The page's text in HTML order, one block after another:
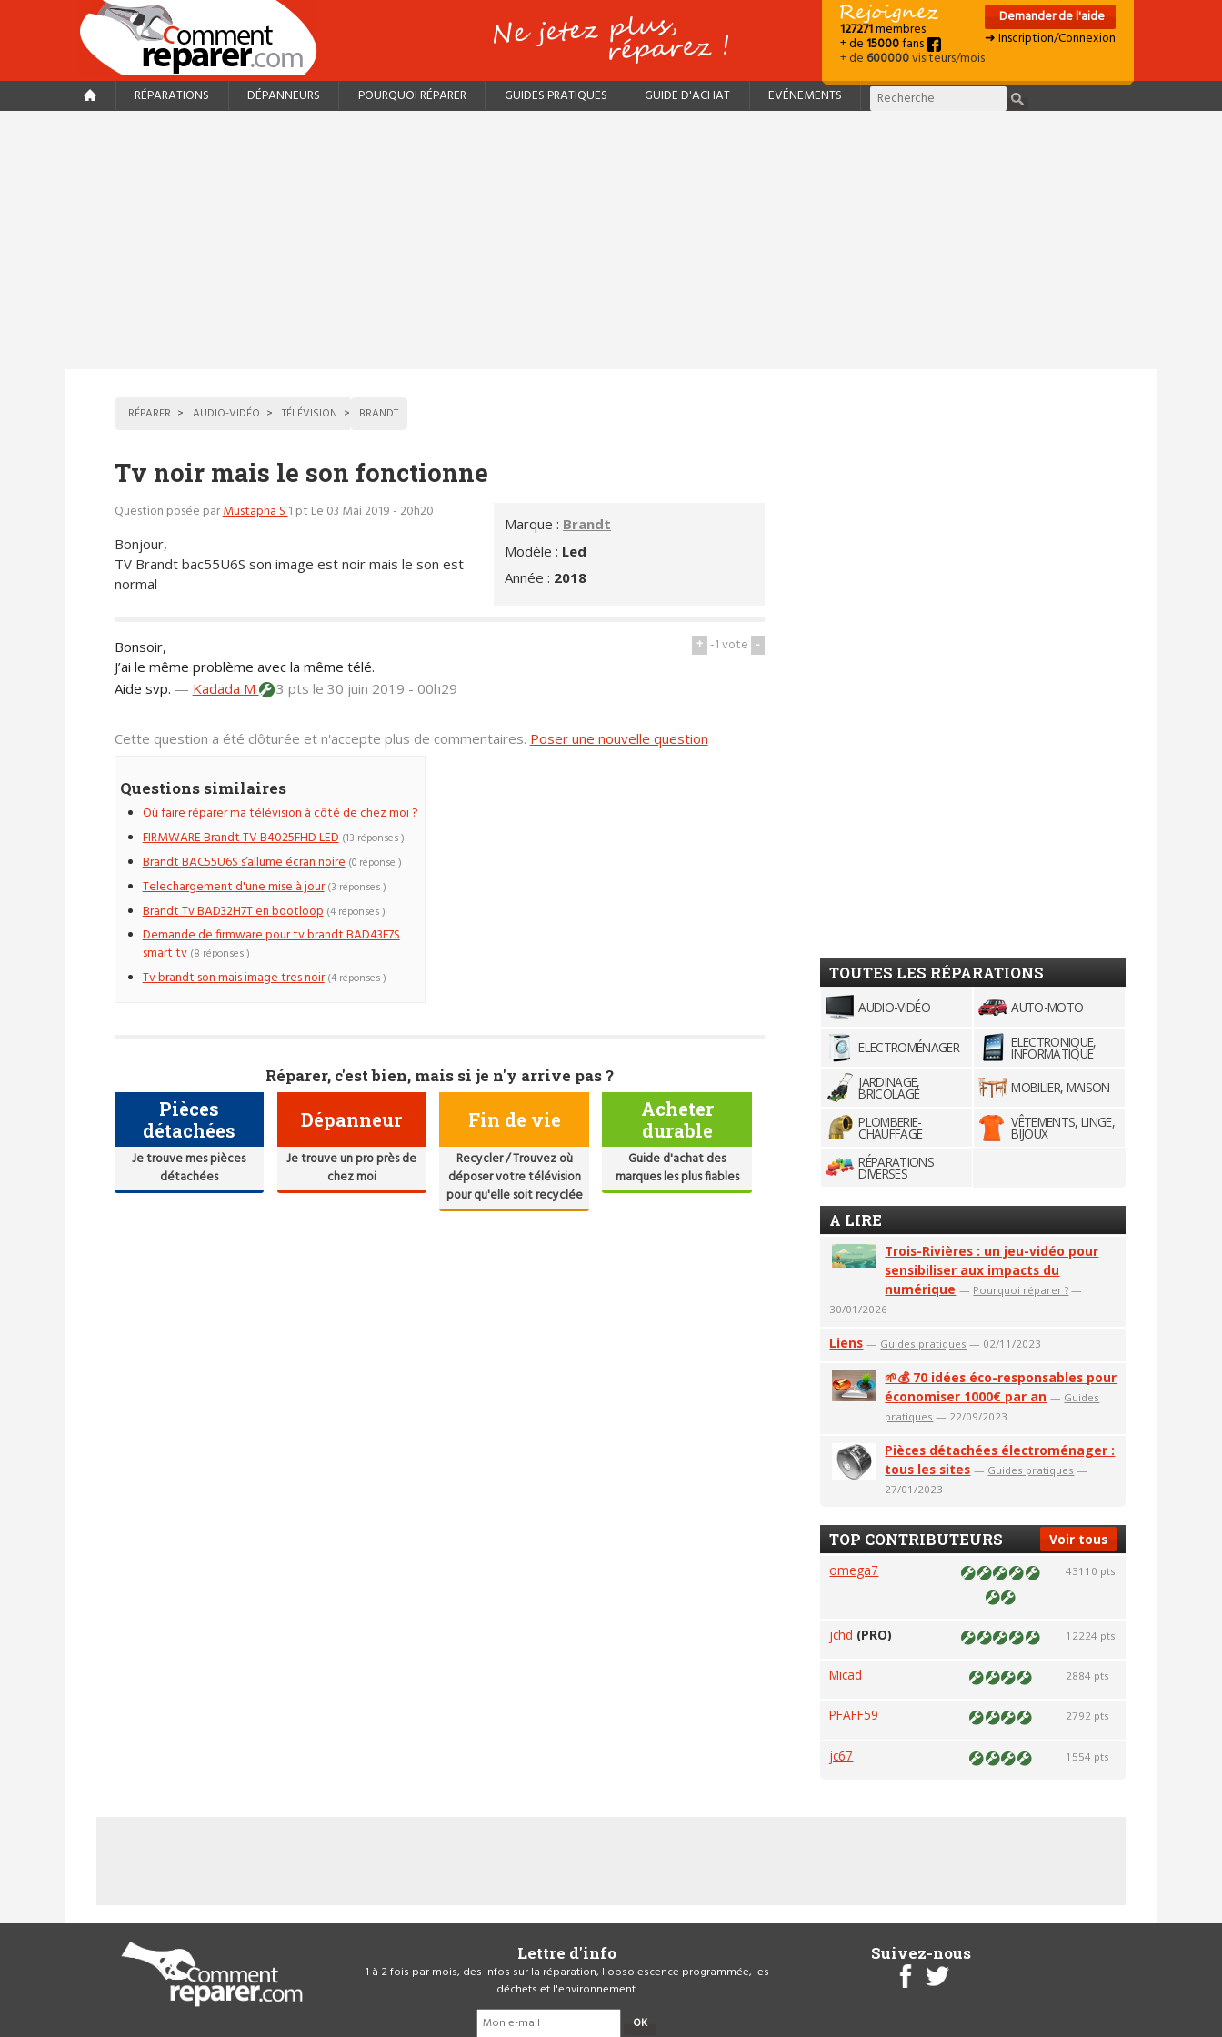
127271membres
+ de15000fans
+ de600000visiteurs/mois
Demander de l'aide
➜ Inscription/Connexion
RÉPARATIONS DÉPANNEURS POURQUOI RÉPARER GUIDES PRATIQUES GUIDE D'ACHAT EVÉNEMENTS
RÉPARER AUDIO-VIDÉO TÉLÉVISION BRANDT
Tv noir mais le son fonctionne
Marque : Brandt
Modèle : Led
Année : 2018
Question posée parMustapha S1 pt Le 03 Mai 2019 - 20h20
Bonjour,
TV Brandt bac55U6S son image est noir mais le son est
normal
+ -1vote -
Bonsoir,
J’ai le même problème avec la même télé.
Aide svp. — Kadada M 3 pts le 30 juin 2019 - 00h29
Cette question a été clôturée et n'accepte plus de commentaires. Poser une nouvelle question
Questions similaires
Où faire réparer ma télévision à côté de chez moi ?
FIRMWARE Brandt TV B4025FHD LED (13 réponses )
Brandt BAC55U6S s’allume écran noire (0 réponse )
Telechargement d'une mise à jour (3 réponses )
Brandt Tv BAD32H7T en bootloop (4 réponses )
Demande de firmware pour tv brandt BAD43F7S
smart tv (8 réponses )
Tv brandt son mais image tres noir (4 réponses )
Réparer, c'est bien, mais si je n'y arrive pas ?
Pièces
détachées
Je trouve mes pièces
détachées
Dépanneur
Je trouve un pro près de
chez moi
Fin de vie
Recycler / Trouvez où
déposer votre télévision
pour qu'elle soit recyclée
Acheter
durable
Guide d'achat des
marques les plus fiables
TOUTES LES RÉPARATIONS
AUDIO-VIDÉO AUTO-MOTO
ELECTROMÉNAGER ELECTRONIQUE,
INFORMATIQUE
JARDINAGE,
BRICOLAGE
MOBILIER, MAISON
PLOMBERIE-
CHAUFFAGE
VÊTEMENTS, LINGE,
BIJOUX
RÉPARATIONS
DIVERSES
A LIRE
Trois-Rivières : un jeu-vidéo pour
sensibiliser aux impacts du
numérique — Pourquoi réparer ? —
30/01/2026
Liens — Guides pratiques — 02/11/2023
🌱💰 70 idées éco-responsables pour
économiser 1000€ par an — Guides
pratiques — 22/09/2023
Pièces détachées électroménager :
tous les sites — Guides pratiques —
27/01/2023
Voir tous
TOP CONTRIBUTEURS
omega7 43110 pts
jchd (PRO) 12224 pts
Micad 2884 pts
PFAFF59 2792 pts
jc67 1554 pts
Lettre d'info
1 à 2 fois par mois, des infos sur la réparation, l'obsolescence programmée, les
déchets et l'environnement.
OK
Suivez-nous